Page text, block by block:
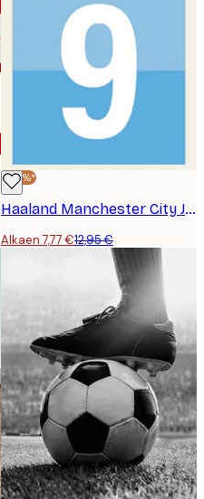
-40%*
Haaland Manchester City Juliste
Alkaen 7,77 €12,95 €